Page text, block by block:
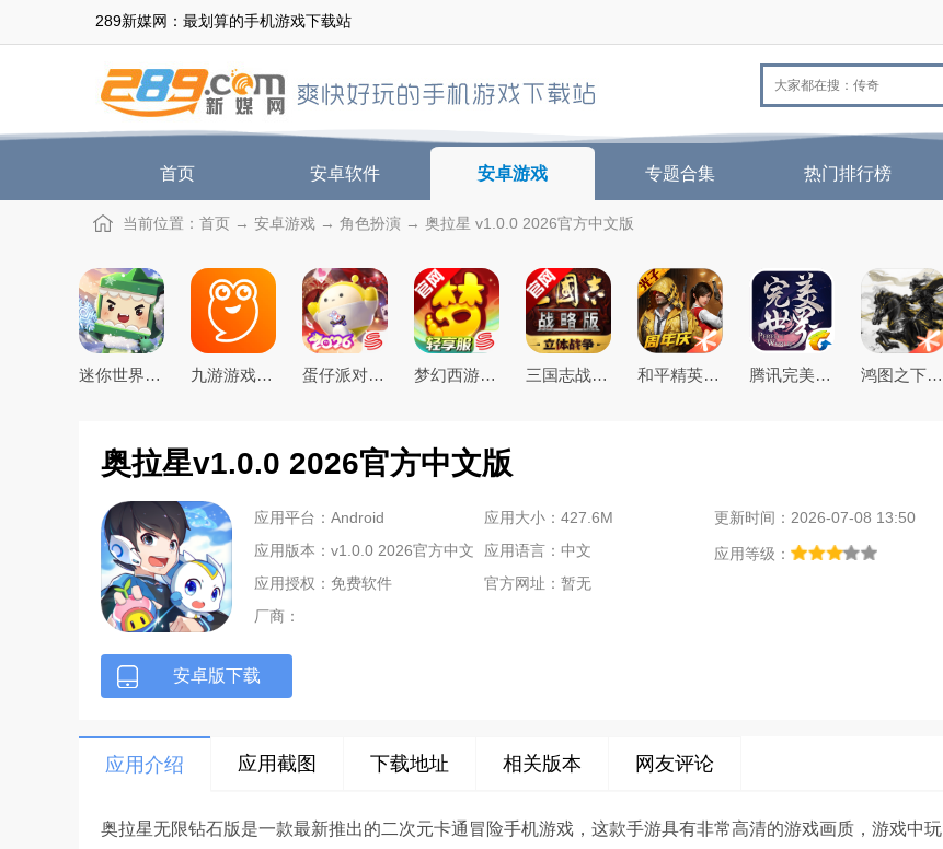
289新媒网：最划算的手机游戏下载站
首页 安卓软件 安卓游戏 专题合集 热门排行榜
当前位置： 首页 → 安卓游戏 → 角色扮演 → 奥拉星 v1.0.0 2026官方中文版
迷你世界2026最新官方版 九游游戏盒子app2026最新版 蛋仔派对手游(元气零食季)下载官方正版 梦幻西游手游下载2026最新版 三国志战略版2026官方最新版 和平精英(原刺激战场)官方最新版 腾讯完美世界手游 鸿图之下腾讯游戏正式版
奥拉星v1.0.0 2026官方中文版
应用平台：Android 应用大小：427.6M
更新时间：2026-07-08 13:50
应用版本：v1.0.0 2026官方中文
版
应用语言：中文
应用等级：
应用授权：免费软件
官方网址：暂无
厂商：
安卓版下载
应用介绍 应用截图 下载地址 相关版本 网友评论
奥拉星无限钻石版是一款最新推出的二次元卡通冒险手机游戏，这款手游具有非常高清的游戏画质，游戏中玩